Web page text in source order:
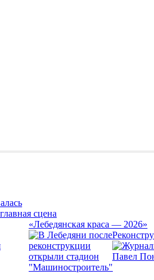
сцена
«Лебедянская краса — 2026»